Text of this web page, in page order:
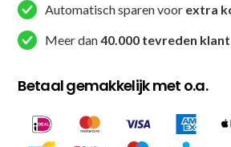
Automatisch sparen voor extra
Meer dan40.000 tevreden
Betaal gemakkelijk met o.a.